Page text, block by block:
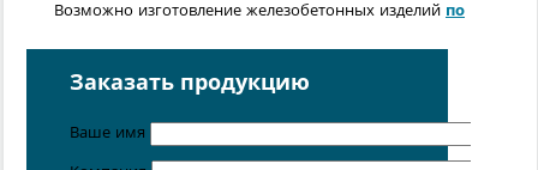
Возможно изготовление железобетонных изделий по
расположенных вСанкт-Петербурге
Заказать продукцию
Ваше имя